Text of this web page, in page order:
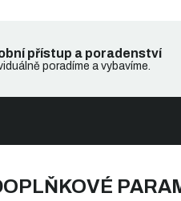
přístup a poradenství
poradíme a vybavíme.